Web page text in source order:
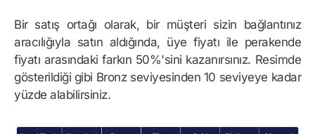
Bir satış ortağı olarak, bir müşteri sizin bağlantınız
aracılığıyla satın aldığında, üye fiyatı ile perakende
fiyatı arasındaki farkın 50%'sini kazanırsınız. Resimde
gösterildiği gibi Bronz seviyesinden 10 seviyeye kadar
yüzde alabilirsiniz.